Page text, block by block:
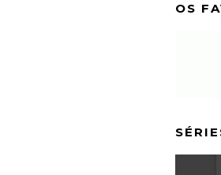
OS